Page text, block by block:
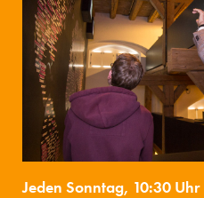
Jeden Sonntag, 10:30 Uhr